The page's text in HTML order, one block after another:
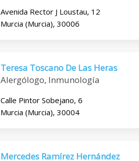
Avenida Rector J Loustau, 12
Murcia (Murcia), 30006
Teresa Toscano De Las Heras
Alergólogo, Inmunología
Calle Pintor Sobejano, 6
Murcia (Murcia), 30004
Mercedes Ramírez Hernández